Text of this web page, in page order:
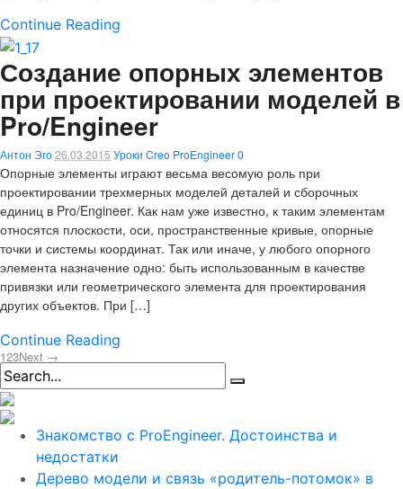
Continue Reading
Создание опорных элементов
при проектировании моделей в
Pro/Engineer
Антон Эго26.03.2015 Уроки Creo ProEngineer0
Опорные элементы играют весьма весомую роль при
проектировании трехмерных моделей деталей и сборочных
единиц в Pro/Engineer. Как нам уже известно, к таким элементам
относятся плоскости, оси, пространственные кривые, опорные
точки и системы координат. Так или иначе, у любого опорного
элемента назначение одно: быть использованным в качестве
привязки или геометрического элемента для проектирования
других объектов. При […]
Continue Reading
123Next →
Знакомство с ProEngineer. Достоинства и
недостатки
Дерево модели и связь «родитель-потомок» в